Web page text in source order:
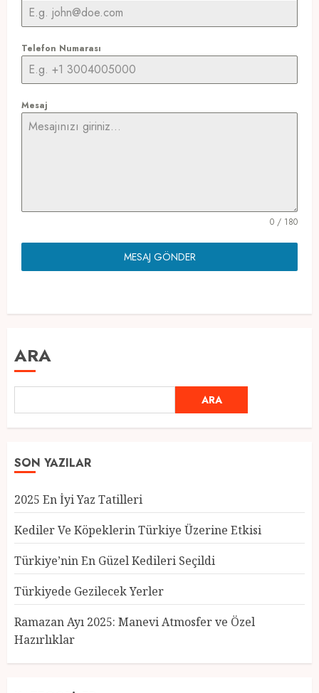
Telefon Numarası
Mesaj
0 / 180
MESAJ GÖNDER
ARA
ARA
SON YAZILAR
2025 En İyi Yaz Tatilleri
Kediler Ve Köpeklerin Türkiye Üzerine Etkisi
Türkiye’nin En Güzel Kedileri Seçildi
Türkiyede Gezilecek Yerler
Ramazan Ayı 2025: Manevi Atmosfer ve Özel
Hazırlıklar
Türkiye’nin En Güzel Kedileri
Seçildi
12 MART 2025